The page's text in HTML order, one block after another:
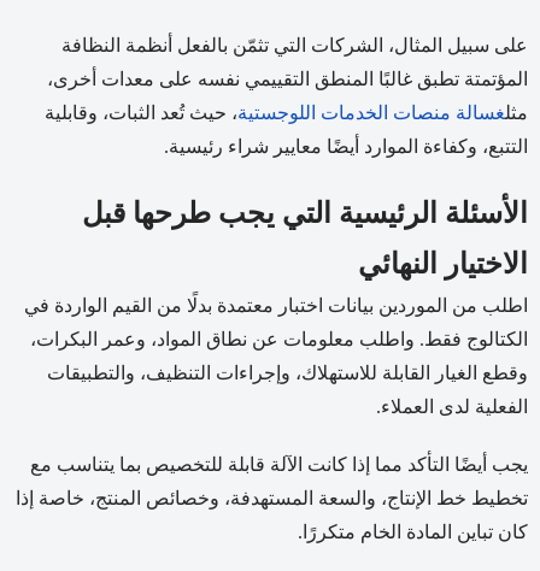
على سبيل المثال، الشركات التي تثمّن بالفعل أنظمة النظافة
المؤتمتة تطبق غالبًا المنطق التقييمي نفسه على معدات أخرى،
مثلغسالة منصات الخدمات اللوجستية، حيث تُعد الثبات، وقابلية
التتبع، وكفاءة الموارد أيضًا معايير شراء رئيسية.
الأسئلة الرئيسية التي يجب طرحها قبل
الاختيار النهائي
اطلب من الموردين بيانات اختبار معتمدة بدلًا من القيم الواردة في
الكتالوج فقط. واطلب معلومات عن نطاق المواد، وعمر البكرات،
وقطع الغيار القابلة للاستهلاك، وإجراءات التنظيف، والتطبيقات
الفعلية لدى العملاء.
يجب أيضًا التأكد مما إذا كانت الآلة قابلة للتخصيص بما يتناسب مع
تخطيط خط الإنتاج، والسعة المستهدفة، وخصائص المنتج، خاصة إذا
كان تباين المادة الخام متكررًا.